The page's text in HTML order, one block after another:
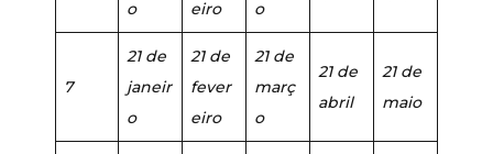
o
eiro
o
7
21 de
janeir
o
21 de
fever
eiro
21 de
març
o
21 de
abril
21 de
maio